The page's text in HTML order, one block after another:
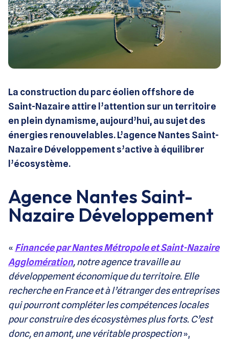
La construction du parc éolien offshore de
Saint-Nazaire attire l’attention sur un territoire
en plein dynamisme, aujourd’hui, au sujet des
énergies renouvelables. L’agence Nantes Saint-
Nazaire Développement s’active à équilibrer
l’écosystème.
Agence Nantes Saint-
Nazaire Développement
« Financée par Nantes Métropole et Saint-Nazaire
Agglomération, notre agence travaille au
développement économique du territoire. Elle
recherche en France et à l’étranger des entreprises
qui pourront compléter les compétences locales
pour construire des écosystèmes plus forts. C’est
donc, en amont, une véritable prospection»,